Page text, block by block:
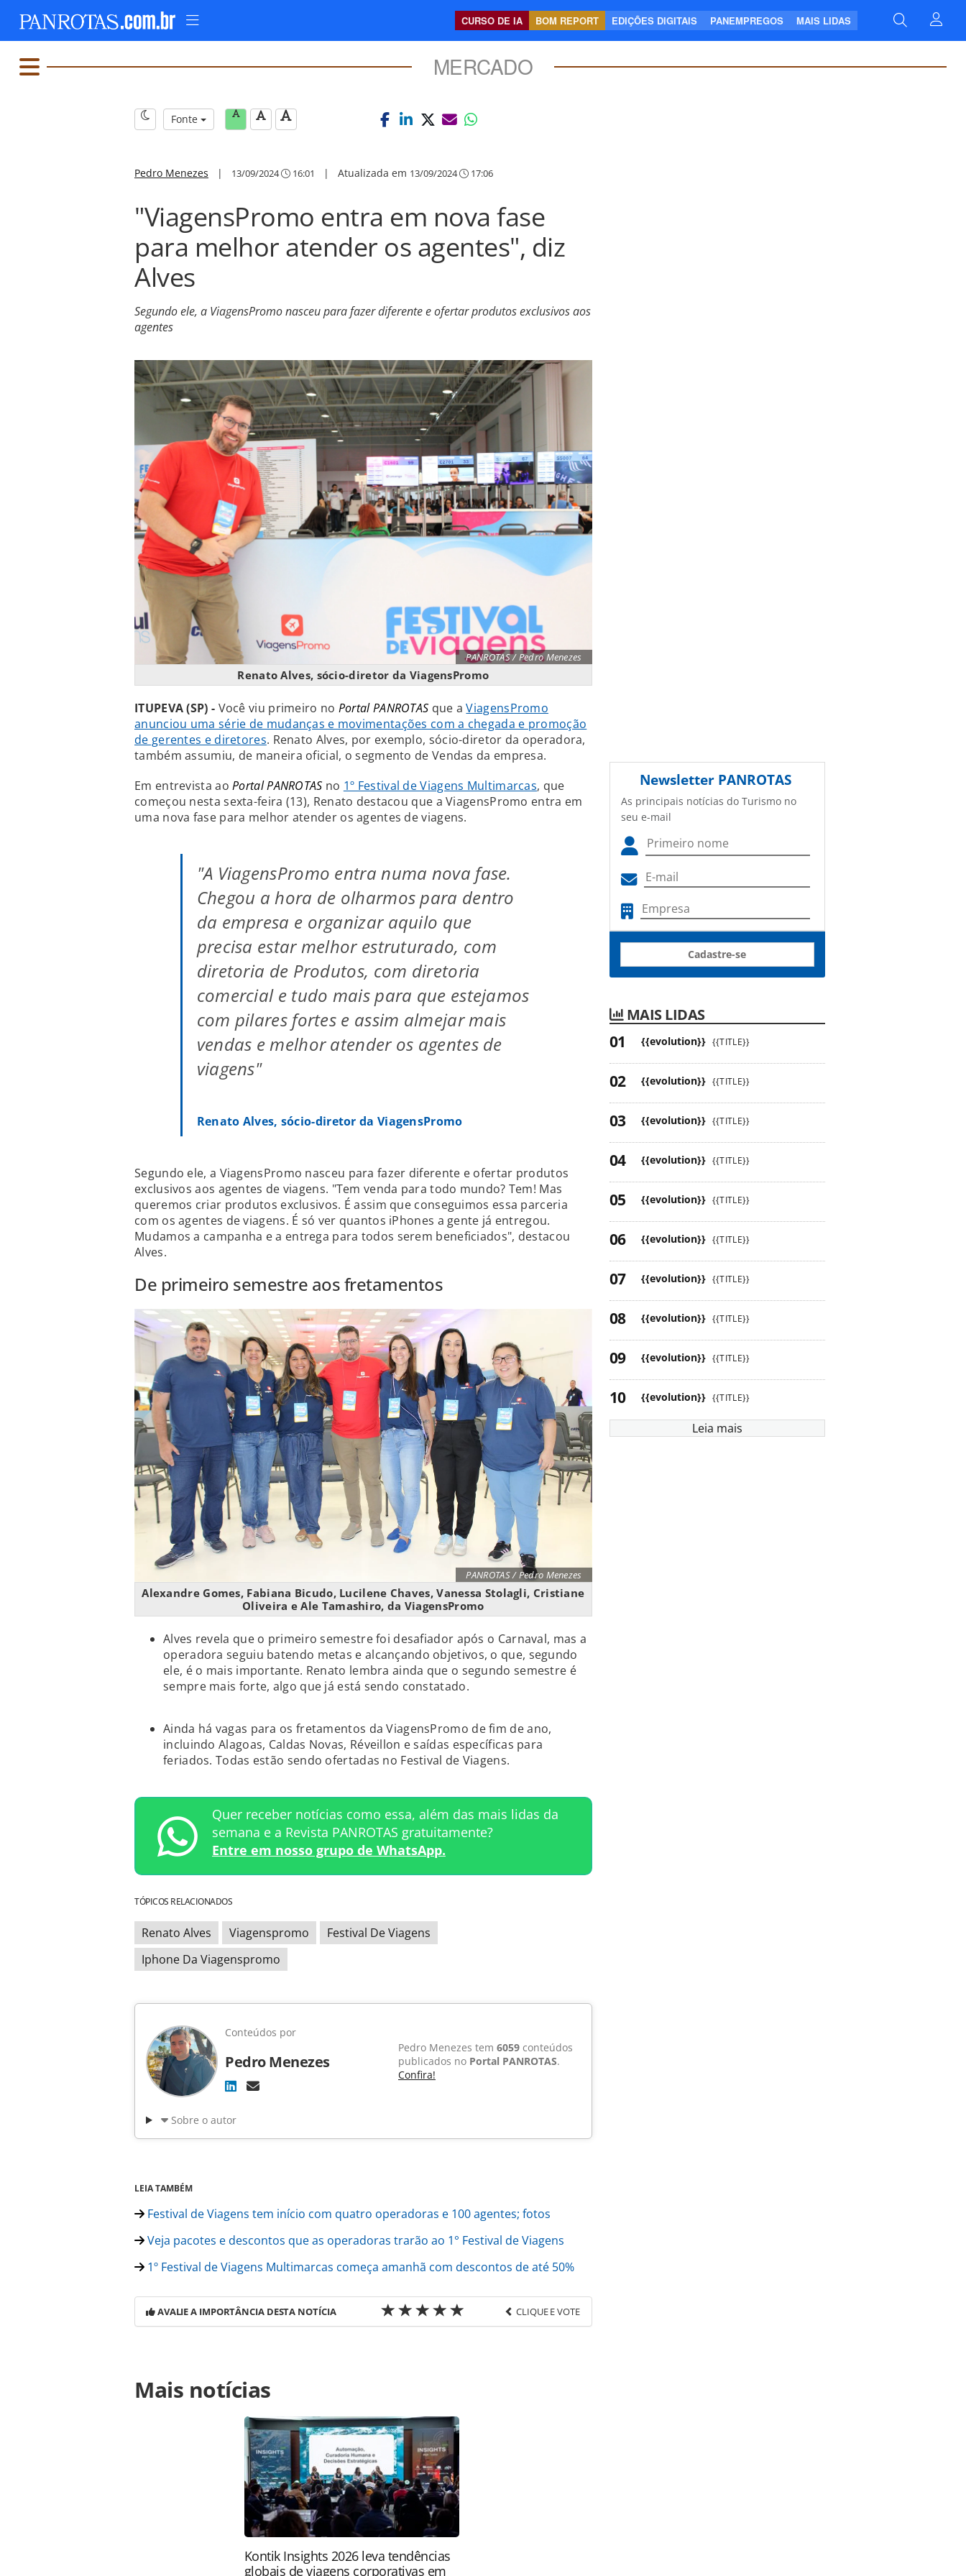
CURSO DE IA BOM REPORT EDIÇÕES DIGITAIS PANEMPREGOS MAIS LIDAS
MERCADO
Fonte
Pedro Menezes | 13/09/2024 16:01 | Atualizada em 13/09/2024 17:06
"ViagensPromo entra em nova fase
para melhor atender os agentes", diz
Alves
Segundo ele, a ViagensPromo nasceu para fazer diferente e ofertar produtos exclusivos aos
agentes
PANROTAS / Pedro Menezes
Renato Alves, sócio-diretor da ViagensPromo
ITUPEVA (SP) - Você viu primeiro no Portal PANROTAS que aViagensPromo
anunciou uma série de mudanças e movimentações com a chegada e promoção
de gerentes e diretores. Renato Alves, por exemplo, sócio-diretor da operadora,
também assumiu, de maneira oficial, o segmento de Vendas da empresa.
Em entrevista ao Portal PANROTAS no 1º Festival de Viagens Multimarcas, que
começou nesta sexta-feira (13), Renato destacou que a ViagensPromo entra em
uma nova fase para melhor atender os agentes de viagens.
"A ViagensPromo entra numa nova fase.
Chegou a hora de olharmos para dentro
da empresa e organizar aquilo que
precisa estar melhor estruturado, com
diretoria de Produtos, com diretoria
comercial e tudo mais para que estejamos
com pilares fortes e assim almejar mais
vendas e melhor atender os agentes de
viagens"
Renato Alves, sócio-diretor da ViagensPromo
Segundo ele, a ViagensPromo nasceu para fazer diferente e ofertar produtos
exclusivos aos agentes de viagens. "Tem venda para todo mundo? Tem! Mas
queremos criar produtos exclusivos. É assim que conseguimos essa parceria
com os agentes de viagens. É só ver quantos iPhones a gente já entregou.
Mudamos a campanha e a entrega para todos serem beneficiados", destacou
Alves.
De primeiro semestre aos fretamentos
PANROTAS / Pedro Menezes
Alexandre Gomes, Fabiana Bicudo, Lucilene Chaves, Vanessa Stolagli, Cristiane
Oliveira e Ale Tamashiro, da ViagensPromo
Alves revela que o primeiro semestre foi desafiador após o Carnaval, mas a
operadora seguiu batendo metas e alcançando objetivos, o que, segundo
ele, é o mais importante. Renato lembra ainda que o segundo semestre é
sempre mais forte, algo que já está sendo constatado.
Ainda há vagas para os fretamentos da ViagensPromo de fim de ano,
incluindo Alagoas, Caldas Novas, Réveillon e saídas específicas para
feriados. Todas estão sendo ofertadas no Festival de Viagens.
Quer receber notícias como essa, além das mais lidas da
semana e a Revista PANROTAS gratuitamente?
Entre em nosso grupo de WhatsApp.
TÓPICOS RELACIONADOS
Renato Alves Viagenspromo
Festival De Viagens
Iphone Da Viagenspromo
Conteúdos por
Pedro Menezes
Pedro Menezes tem 6059 conteúdos
publicados no Portal PANROTAS.
Confira!
Sobre o autor
LEIA TAMBÉM
Festival de Viagens tem início com quatro operadoras e 100 agentes; fotos
Veja pacotes e descontos que as operadoras trarão ao 1° Festival de Viagens
1º Festival de Viagens Multimarcas começa amanhã com descontos de até 50%
AVALIE A IMPORTÂNCIA DESTA NOTÍCIA CLIQUE E VOTE
https://www.panrotas.com.br/mercado/operadoras/2024/09/viagenspromo-entra-em-
nova-fase-para-melhor-atender-os-agentes-diz-alves_209298.html ou as ferramentas
oferecidas na página. Todo o conteúdo produzido pela PANROTAS Editora é protegido
pela legislação brasileira sobre direito autoral. Não reproduza o conteúdo sem
autorização da PANROTAS Editora (copyright@panrotas.com.br).
Mais notícias
Kontik Insights 2026 leva tendências
globais de viagens corporativas em
Newsletter PANROTAS
As principais notícias do Turismo no
seu e-mail
Cadastre-se
MAIS LIDAS
{{evolution}} {{TITLE}}
{{evolution}} {{TITLE}}
{{evolution}} {{TITLE}}
{{evolution}} {{TITLE}}
{{evolution}} {{TITLE}}
{{evolution}} {{TITLE}}
{{evolution}} {{TITLE}}
{{evolution}} {{TITLE}}
{{evolution}} {{TITLE}}
{{evolution}} {{TITLE}}
Leia mais